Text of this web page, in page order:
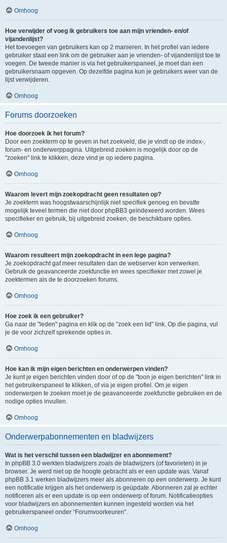
Omhoog
Hoe verwijder of voeg ik gebruikers toe aan mijn vrienden- en/of
vijandenlijst?
Het toevoegen van gebruikers kan op 2 manieren. In het profiel van iedere
gebruiker staat een link om de gebruiker aan je vrienden- of vijandenlijst toe te
voegen. De tweede manier is via het gebruikerspaneel, je moet dan een
gebruikersnaam opgeven. Op dezelfde pagina kun je gebruikers weer van de
lijst verwijderen.
Omhoog
Forums doorzoeken
Hoe doorzoek ik het forum?
Door een zoekterm op te geven in het zoekveld, die je vindt op de index-,
forum- en onderwerppagina. Uitgebreid zoeken is mogelijk door op de
"zoeken" link te klikken, deze vind je op iedere pagina.
Omhoog
Waarom levert mijn zoekopdracht geen resultaten op?
Je zoekterm was hoogstwaarschijnlijk niet specifiek genoeg en bevatte
mogelijk teveel termen die niet door phpBB3 geïndexeerd worden. Wees
specifieker en gebruik, bij uitgebreid zoeken, de beschikbare opties.
Omhoog
Waarom resulteert mijn zoekopdracht in een lege pagina?
Je zoekopdracht gaf meer resultaten dan de webserver kon verwerken.
Gebruik de geavanceerde zoekfunctie en wees specifieker met zowel je
zoektermen als de te doorzoeken forums.
Omhoog
Hoe zoek ik een gebruiker?
Ga naar de "leden" pagina en klik op de "zoek een lid" link. Op die pagina, vul
je de voor zichzelf sprekende opties in.
Omhoog
Hoe kan ik mijn eigen berichten en onderwerpen vinden?
Je kunt je eigen berichten vinden door of op de "toon je eigen berichten" link in
het gebruikerspaneel te klikken, of via je eigen profiel. Om je eigen
onderwerpen te zoeken moet je de geavanceerde zoekfunctie gebruiken en de
nodige opties invullen.
Omhoog
Onderwerpabonnementen en bladwijzers
Wat is het verschil tussen een bladwijzer en abonnement?
In phpBB 3.0 werkten bladwijzers zoals de bladwijzers (of favorieten) in je
browser. Je werd niet op de hoogte gebracht als er een update was. Vanaf
phpBB 3.1 werken bladwijzers meer als abonneren op een onderwerp. Je kunt
een notificatie krijgen als het onderwerp is geüpdate. Abonneren zal je echter
notificeren als er een update is op een onderwerp of forum. Notificatieopties
voor bladwijzers en abonnementen kunnen ingesteld worden via het
gebruikerspaneel onder “Forumvoorkeuren”.
Omhoog